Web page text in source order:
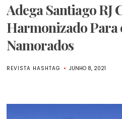
Adega Santiago RJ
Harmonizado Para
Namorados
REVISTA HASHTAG JUNHO 8, 2021